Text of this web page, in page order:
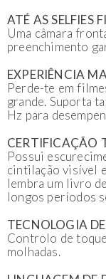
ATÉ AS SELFIES
Uma câmara
preenchimento
EXPERIÊNCIA
Perde-te em
grande. Suporta
Hz para
CERTIFICAÇÃO
Possui
cintilação visível
lembra um livro
longos períodos
TECNOLOGIA
Controlo de
molhadas.